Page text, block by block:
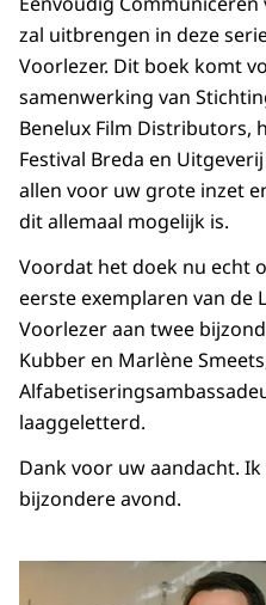
zal uitbrengen in deze
Voorlezer. Dit boek komt
samenwerking van
Benelux Film Distributors,
Festival Breda en
allen voor uw grote inzet
dit allemaal mogelijk is.
Voordat het doek nu echt
eerste exemplaren van de
Voorlezer aan twee
Kubber en Marlène
laaggeletterd.
Dank voor uw aandacht.
bijzondere avond.